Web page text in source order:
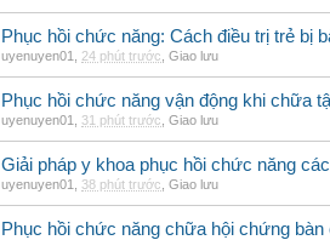
Phục hồi chức năng: Cách điều trị trẻ bị
uyenuyen01 24 phút trước Giao lưu
Phục hồi chức năng vận động khi chữa
uyenuyen01 31 phút trước Giao lưu
Giải pháp y khoa phục hồi chức năng
uyenuyen01 38 phút trước Giao lưu
Phục hồi chức năng chữa hội chứng bàn